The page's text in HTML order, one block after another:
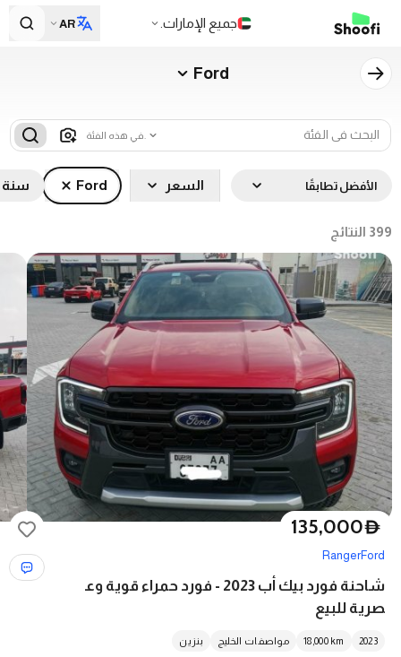
جميع الإمارات. AR
Ford
الأفضل تطابقًا السعر Ford سنة
399 النتائج
D
135,000
Ford
Ranger
شاحنة فورد بيك أب 2023 - فورد حمراء قوية وع
صرية للبيع
2023
18,000 km مواصفات الخليج بنزين